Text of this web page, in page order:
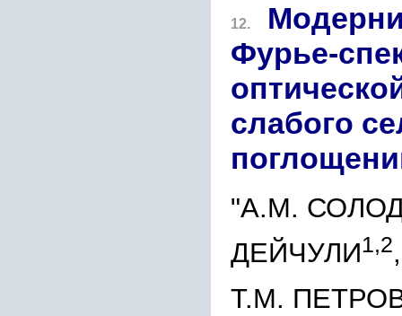
12.
Фурье-
слабого
"А.М.
ДЕЙЧУЛИ1,2
Т.М.